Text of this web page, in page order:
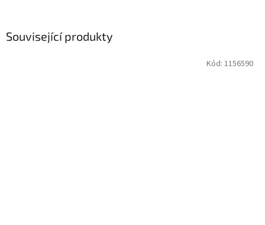
Související produkty
Kód: 1156590